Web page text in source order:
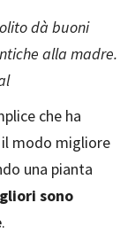
dà buoni
alla madre.
che ha
modo migliore
una pianta
sono
.